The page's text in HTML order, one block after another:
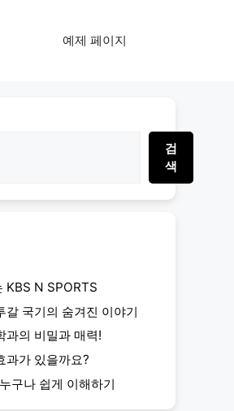
예제 페이지
검
색
KBS N SPORTS
갈 국기의 숨겨진 이야기
과의 비밀과 매력!
과가 있을까요?
구나 쉽게 이해하기